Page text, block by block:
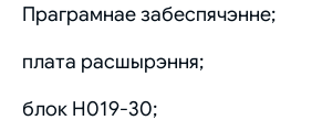
Праграмнае забеспячэнне;
плата расшырэння;
блок Н019-30;